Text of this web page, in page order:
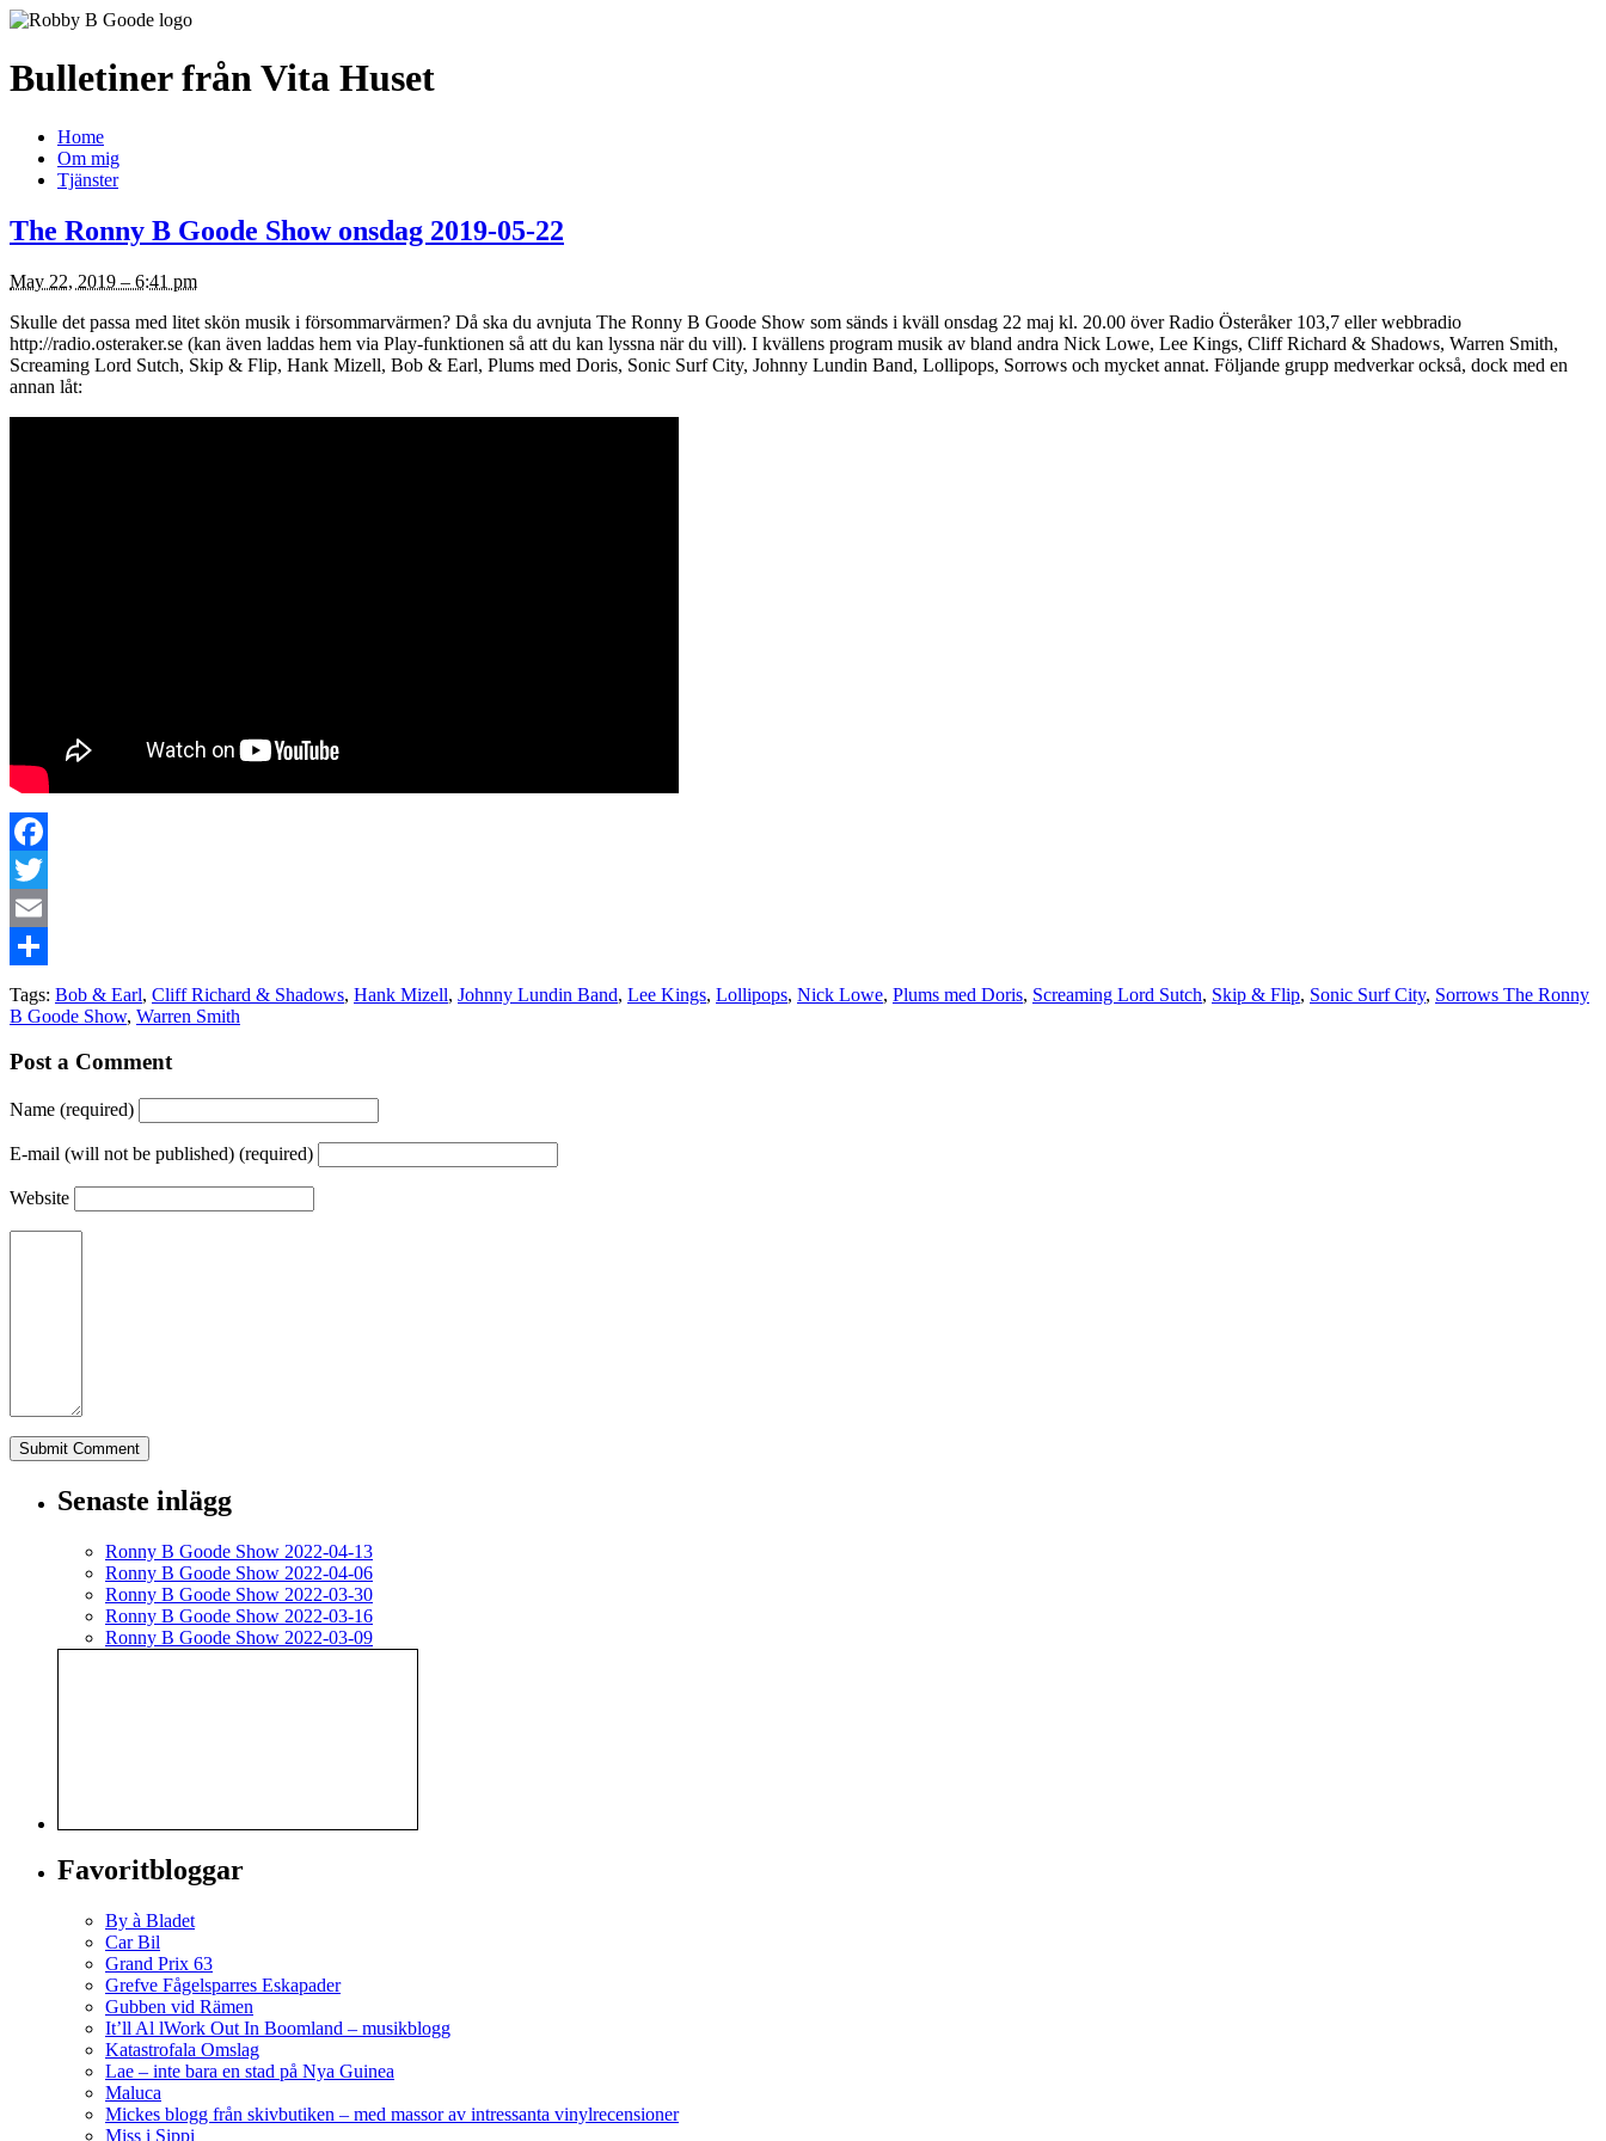
Bulletiner från Vita Huset
Home
Om mig
Tjänster
The Ronny B Goode Show onsdag 2019-05-22
May 22, 2019 – 6:41 pm
Skulle det passa med litet skön musik i försommarvärmen? Då ska du avnjuta The Ronny B Goode Show som sänds i kväll onsdag 22 maj kl. 20.00 över Radio Österåker 103,7 eller webbradio
http://radio.osteraker.se (kan även laddas hem via Play-funktionen så att du kan lyssna när du vill). I kvällens program musik av bland andra Nick Lowe, Lee Kings, Cliff Richard & Shadows, Warren Smith,
Screaming Lord Sutch, Skip & Flip, Hank Mizell, Bob & Earl, Plums med Doris, Sonic Surf City, Johnny Lundin Band, Lollipops, Sorrows och mycket annat. Följande grupp medverkar också, dock med en
annan låt:
Facebook
Twitter
Email
Share
Tags: Bob & Earl, Cliff Richard & Shadows, Hank Mizell, Johnny Lundin Band, Lee Kings, Lollipops, Nick Lowe, Plums med Doris, Screaming Lord Sutch, Skip & Flip, Sonic Surf City, Sorrows The Ronny
B Goode Show, Warren Smith
Post a Comment
Name (required)
E-mail (will not be published) (required)
Website
Senaste inlägg
Ronny B Goode Show 2022-04-13
Ronny B Goode Show 2022-04-06
Ronny B Goode Show 2022-03-30
Ronny B Goode Show 2022-03-16
Ronny B Goode Show 2022-03-09
Favoritbloggar
By à Bladet
Car Bil
Grand Prix 63
Grefve Fågelsparres Eskapader
Gubben vid Rämen
It’ll Al lWork Out In Boomland – musikblogg
Katastrofala Omslag
Lae – inte bara en stad på Nya Guinea
Maluca
Mickes blogg från skivbutiken – med massor av intressanta vinylrecensioner
Miss i Sippi